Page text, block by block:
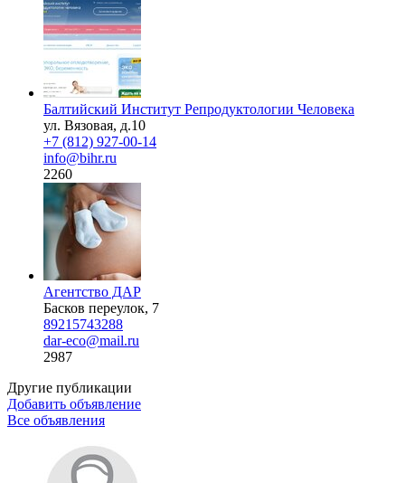
Балтийский Институт Репродуктологии Человека
ул. Вязовая, д.10
+7 (812) 927-00-14
info@bihr.ru
2260
Агентство ДАР
Басков переулок, 7
89215743288
dar-eco@mail.ru
2987
Другие публикации
Добавить объявление
Все объявления